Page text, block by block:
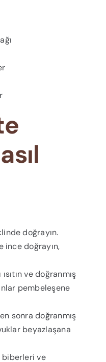
doğrayın.
ince doğrayın,
ve doğranmış
pembeleşene
sonra doğranmış
beyazlaşana
biberleri ve